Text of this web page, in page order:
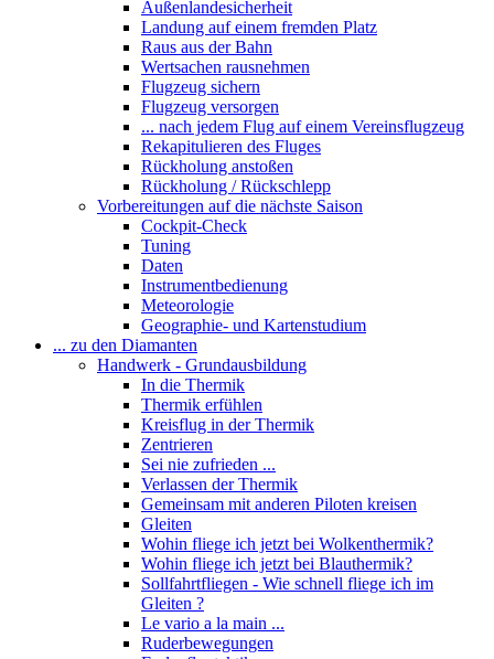
Außenlandesicherheit
Landung auf einem fremden Platz
Raus aus der Bahn
Wertsachen rausnehmen
Flugzeug sichern
Flugzeug versorgen
... nach jedem Flug auf einem Vereinsflugzeug
Rekapitulieren des Fluges
Rückholung anstoßen
Rückholung / Rückschlepp
Vorbereitungen auf die nächste Saison
Cockpit-Check
Tuning
Daten
Instrumentbedienung
Meteorologie
Geographie- und Kartenstudium
... zu den Diamanten
Handwerk - Grundausbildung
In die Thermik
Thermik erfühlen
Kreisflug in der Thermik
Zentrieren
Sei nie zufrieden ...
Verlassen der Thermik
Gemeinsam mit anderen Piloten kreisen
Gleiten
Wohin fliege ich jetzt bei Wolkenthermik?
Wohin fliege ich jetzt bei Blauthermik?
Sollfahrtfliegen - Wie schnell fliege ich im
Gleiten ?
Le vario a la main ...
Ruderbewegungen